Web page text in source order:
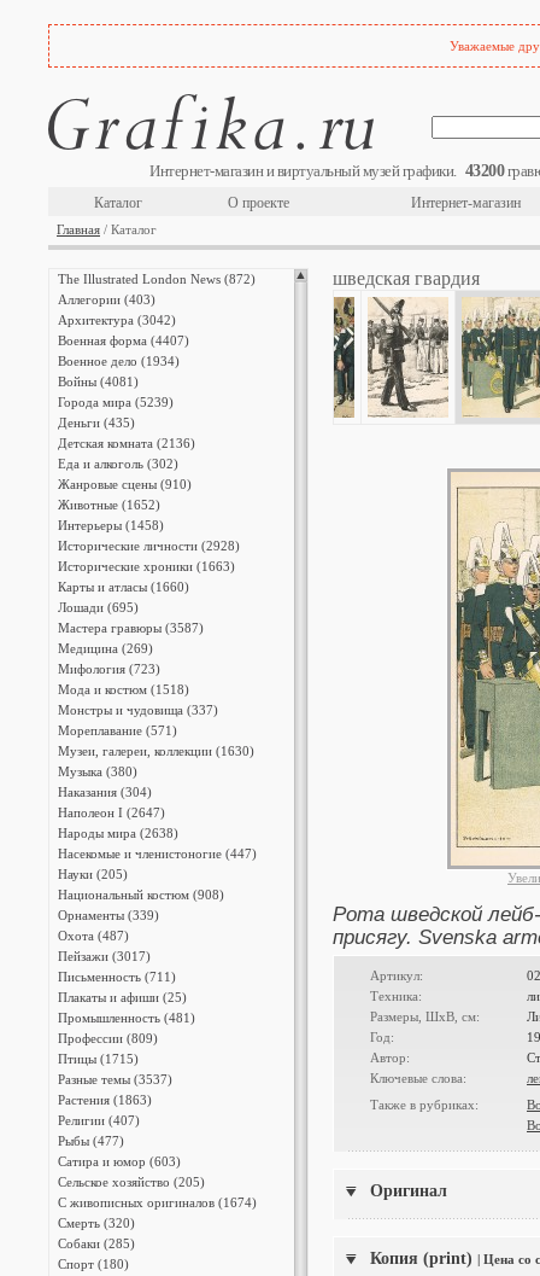
Уважаемые
Интернет-магазин и виртуальный музей графики. 43200
Каталог О проекте Интернет-магазин
Главная / Каталог
The Illustrated London News (872)
Аллегории (403)
Архитектура (3042)
Военная форма (4407)
Военное дело (1934)
Войны (4081)
Города мира (5239)
Деньги (435)
Детская комната (2136)
Еда и алкоголь (302)
Жанровые сцены (910)
Животные (1652)
Интерьеры (1458)
Исторические личности (2928)
Исторические хроники (1663)
Карты и атласы (1660)
Лошади (695)
Мастера гравюры (3587)
Медицина (269)
Мифология (723)
Мода и костюм (1518)
Монстры и чудовища (337)
Мореплавание (571)
Музеи, галереи, коллекции (1630)
Музыка (380)
Наказания (304)
Наполеон I (2647)
Народы мира (2638)
Насекомые и членистоногие (447)
Науки (205)
Национальный костюм (908)
Орнаменты (339)
Охота (487)
Пейзажи (3017)
Письменность (711)
Плакаты и афиши (25)
Промышленность (481)
Профессии (809)
Птицы (1715)
Разные темы (3537)
Растения (1863)
Религии (407)
Рыбы (477)
Сатира и юмор (603)
Сельское хозяйство (205)
С живописных оригиналов (1674)
Смерть (320)
Собаки (285)
Спорт (180)
шведская гвардия
Рота шведской
присягу. Svenska
Артикул:
Техника:
Размеры, ШxВ, см:
Год:
Автор:
Ключевые слова:
Также в рубриках:
Оригинал
Копия (print) | Цена со